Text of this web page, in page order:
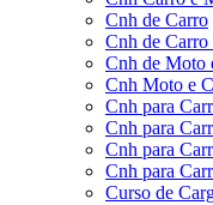
Cnh de Carro
Cnh de
Cnh de Moto
Cnh Moto e
Cnh para
Cnh para
Cnh para
Cnh para
Curso de